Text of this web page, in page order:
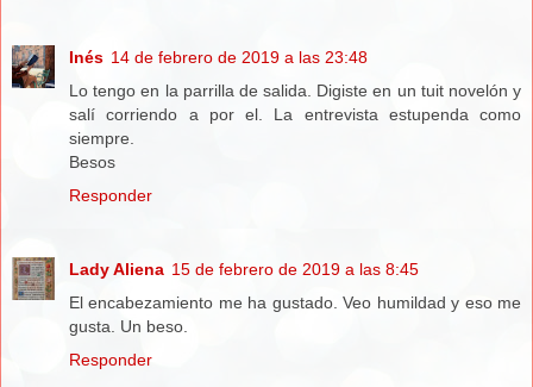
Inés 14 de febrero de 2019 a las 23:48
Lo tengo en la parrilla de salida. Digiste en un tuit novelón y
salí corriendo a por el. La entrevista estupenda como
siempre.
Besos
Responder
Lady Aliena 15 de febrero de 2019 a las 8:45
El encabezamiento me ha gustado. Veo humildad y eso me
gusta. Un beso.
Responder